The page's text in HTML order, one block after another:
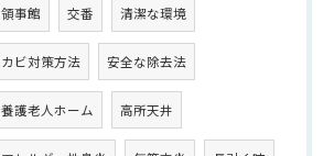
領事館 交番 清潔な環境
カビ対策方法 安全な除去法
養護老人ホーム 高所天井